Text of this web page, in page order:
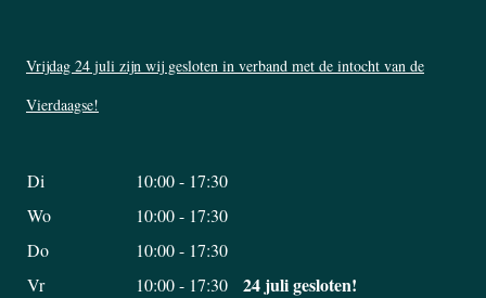
Vrijdag 24 juli zijn wij gesloten in verband met de intocht van de
Vierdaagse!
Di
10:00 - 17:30
Wo
10:00 - 17:30
Do
10:00 - 17:30
Vr
10:00 - 17:30 24 juli gesloten!